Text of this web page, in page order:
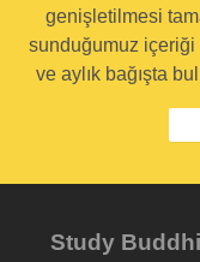
genişletilmesi
sunduğumuz içeriği
ve aylık bağışta
Study